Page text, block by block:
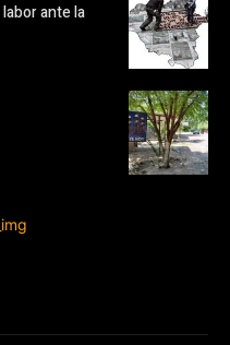
ante la